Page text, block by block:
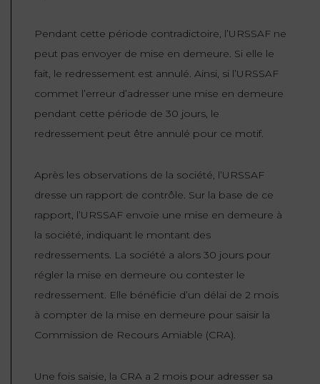
Pendant cette période contradictoire, l’URSSAF ne
peut pas envoyer de mise en demeure. Si elle le
fait, le redressement est annulé. Ainsi, si l’URSSAF
commet l’erreur d’adresser une mise en demeure
pendant cette période de 30 jours, le
redressement peut être annulé pour ce motif.
Après les observations de la société, l’URSSAF
dresse un rapport de contrôle. Sur la base de ce
rapport, l’URSSAF envoie une mise en demeure à
la société, indiquant le montant des
redressements. La société a alors 30 jours pour
régler la mise en demeure ou contester le
redressement. Elle bénéficie d’un délai de 2 mois
à compter de la mise en demeure pour saisir la
Commission de Recours Amiable (CRA).
Une fois saisie, la CRA a 2 mois pour adresser sa